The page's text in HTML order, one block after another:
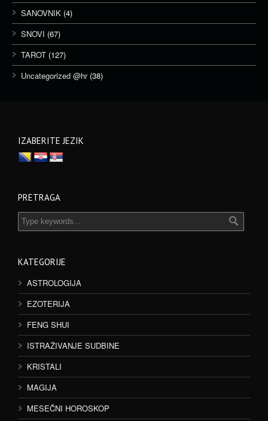
SANOVNIK (4)
SNOVI (67)
TAROT (127)
Uncategorized @hr(38)
IZABERITE JEZIK
PRETRAGA
KATEGORIJE
ASTROLOGIJA
EZOTERIJA
FENG SHUI
ISTRAŽIVANJE SUDBINE
KRISTALI
MAGIJA
MESEČNI HOROSKOP